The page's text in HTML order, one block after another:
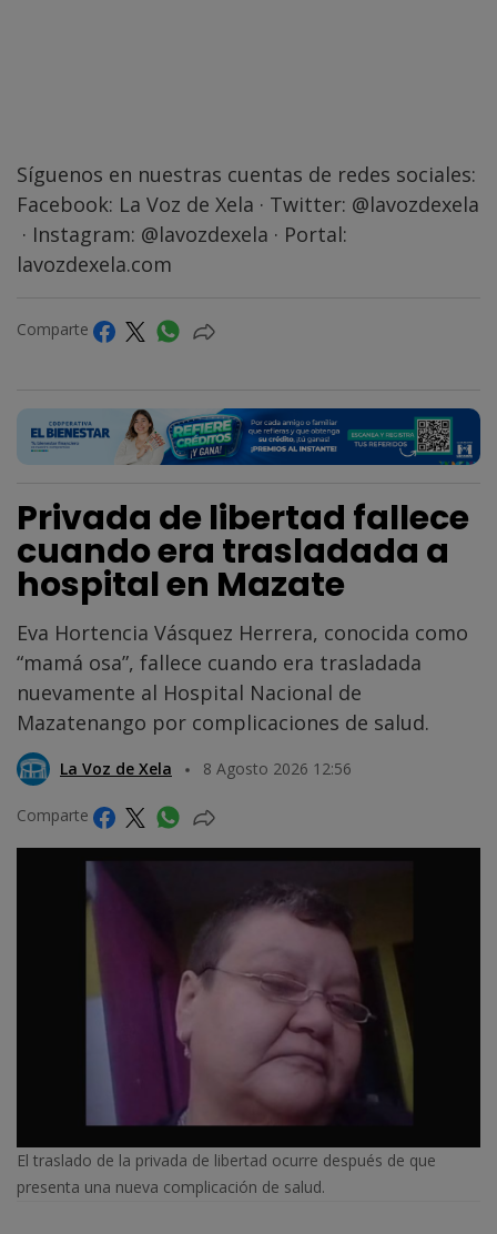
Síguenos en nuestras cuentas de redes sociales:
Facebook: La Voz de Xela · Twitter: @lavozdexela
· Instagram: @lavozdexela · Portal:
lavozdexela.com
Comparte
Privada de libertad fallece
cuando era trasladada a
hospital en Mazate
Eva Hortencia Vásquez Herrera, conocida como
“mamá osa”, fallece cuando era trasladada
nuevamente al Hospital Nacional de
Mazatenango por complicaciones de salud.
La Voz de Xela 8 Agosto 2026 12:56
Comparte
El traslado de la privada de libertad ocurre después de que
presenta una nueva complicación de salud.